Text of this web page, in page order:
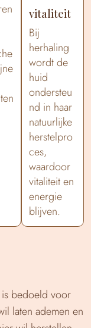
vitaliteit
Bij
herhaling
wordt de
huid
ondersteu
nd in haar
natuurlijke
herstelpro
ces,
waardoor
vitaliteit en
energie
blijven.
bedoeld voor
laten ademen en